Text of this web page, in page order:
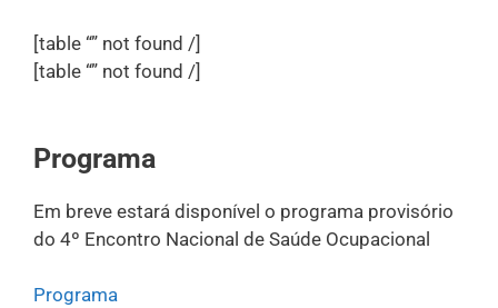
[table “” not found /]
[table “” not found /]
Programa
Em breve estará disponível o programa provisório
do 4º Encontro Nacional de Saúde Ocupacional
Programa